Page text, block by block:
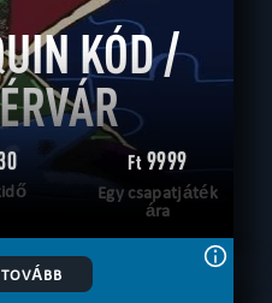
KÓD /
Ft9999
Egy csapatjáték
ára